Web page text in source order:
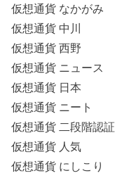
仮想通貨 なかがみ
仮想通貨 中川
仮想通貨 西野
仮想通貨 ニュース
仮想通貨 日本
仮想通貨 ニート
仮想通貨 二段階認証
仮想通貨 人気
仮想通貨 にしこり